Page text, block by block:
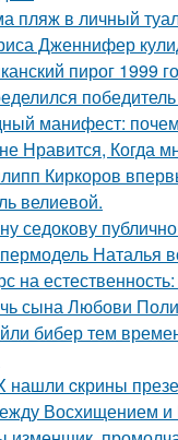
пляж в личный
Дженнифер
пирог 1999
манифест:
Нравится, Когда
Киркоров
велиевой.
седокову
Наталья
на
сына Любови
бибер тем
нашли cкрины
Восхищением и